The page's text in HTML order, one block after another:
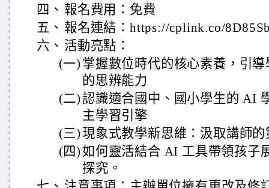
四、 報名費用：免費
五、 報名連結：https://cplink.co/
六、 活動亮點：
(一) 掌握數位時代的核心素養，引
的思辨能力
(二)認識適合國中、國小學生的 AI
主學習引擎
(三)現象式教學新思維：汲取講師
(四)如何靈活結合 AI 工具帶領孩子
探究。